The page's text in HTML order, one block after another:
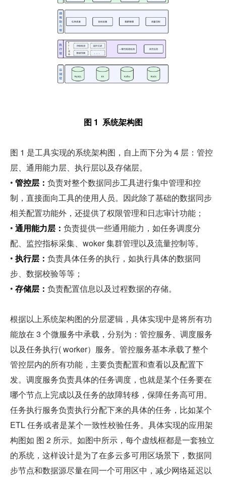
图 1  系统架构图
图 1 是工具实现的系统架构图，自上而下分为 4 层：管控
层、通用能力层、执行层以及存储层。
• 管控层： 负责对整个数据同步工具进行集中管理和控
制，直接面向工具的使用人员。因此除了基础的数据同步
相关配置功能外，还提供了权限管理和日志审计功能；
• 通用能力层： 负责提供一些通用能力，如任务调度分
配、监控指标采集、woker 集群管理以及流量控制等。
• 执行层： 负责具体任务的执行，如执行具体的数据同
步、数据校验等等；
• 存储层： 负责配置信息以及过程数据的存储。
根据以上系统架构图的分层逻辑，具体实现中是将所有功
能放在 3 个微服务中承载，分别为：管控服务、调度服务
以及任务执行( worker）服务。管控服务基本承载了整个
管控层内的所有功能，主要负责配置和查看以及配置下
发。调度服务负责具体的任务调度，也就是某个任务要在
哪个节点上完成以及任务的故障转移，保障任务高可用。
任务执行服务负责执行分配下来的具体的任务，比如某个
ETL 任务或者是某个一致性校验任务。具体实现的应用架
构图如 图 2 所示。如图中所示，每个虚线框都是一套独立
的系统，这样设计是为了在多云多可用区场景下，数据同
步节点和数据源尽量在同一个可用区中，减少网络延迟以